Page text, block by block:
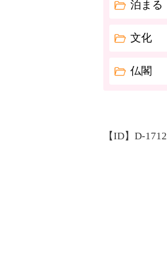
泊まる
文化
仏閣
【ID】 D-1712